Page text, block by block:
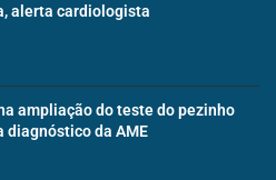
alerta cardiologista
ampliação do teste do pezinho
diagnóstico da AME